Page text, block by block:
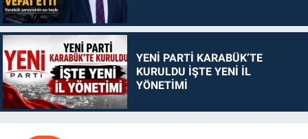
YENİ PARTİ KARABÜK’TE
KURULDU İŞTE YENİ İL
YÖNETİMİ